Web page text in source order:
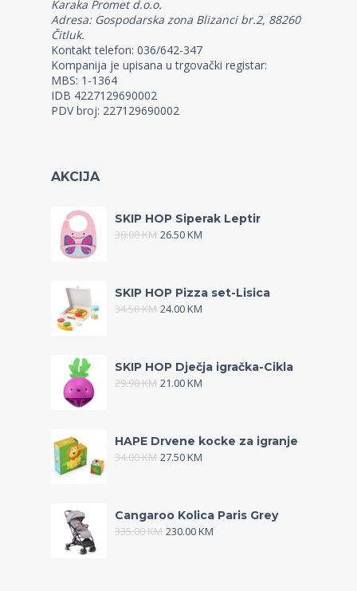
Karaka Promet d.o.o.
Adresa: Gospodarska zona Blizanci br.2, 88260
Čitluk.
Kontakt telefon: 036/642-347
Kompanija je upisana u trgovački registar:
MBS: 1-1364
IDB 4227129690002
PDV broj: 227129690002
AKCIJA
SKIP HOP Siperak Leptir
38.00KM 26.50KM
SKIP HOP Pizza set-Lisica
34.50KM 24.00KM
SKIP HOP Dječja igračka-Cikla
29.90KM 21.00KM
HAPE Drvene kocke za igranje
34.00KM 27.50KM
Cangaroo Kolica Paris Grey
335.00KM 230.00KM